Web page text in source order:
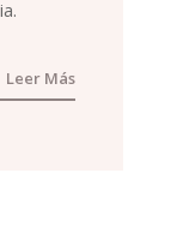
Leer Más